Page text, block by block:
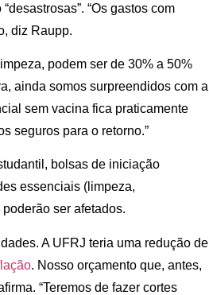
“Os gastos com
diz Raupp.
podem ser de 30% a 50%
ainda somos surpreendidos com a
sem vacina fica praticamente
seguros para o retorno.”
bolsas de iniciação
essenciais (limpeza,
ser afetados.
A UFRJ teria uma redução de
. Nosso orçamento que, antes,
“Teremos de fazer cortes